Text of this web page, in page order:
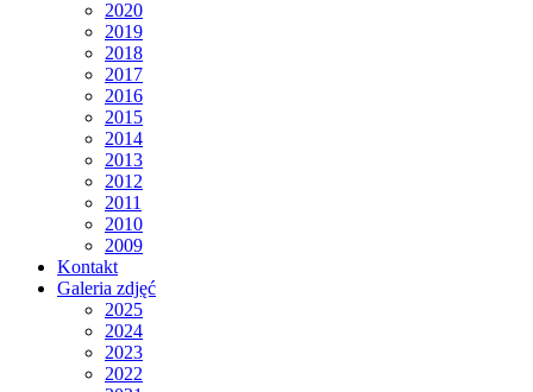
2020
2019
2018
2017
2016
2015
2014
2013
2012
2011
2010
2009
Kontakt
Galeria zdjęć
2025
2024
2023
2022